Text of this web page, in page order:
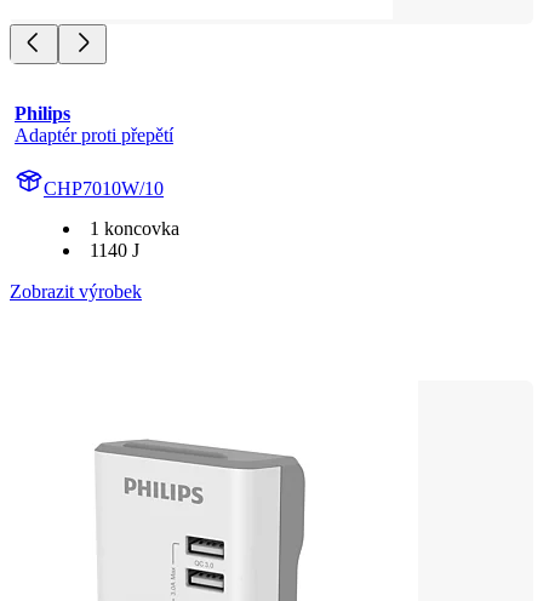
Philips
Adaptér proti přepětí
CHP7010W/10
1 koncovka
1140 J
Zobrazit výrobek